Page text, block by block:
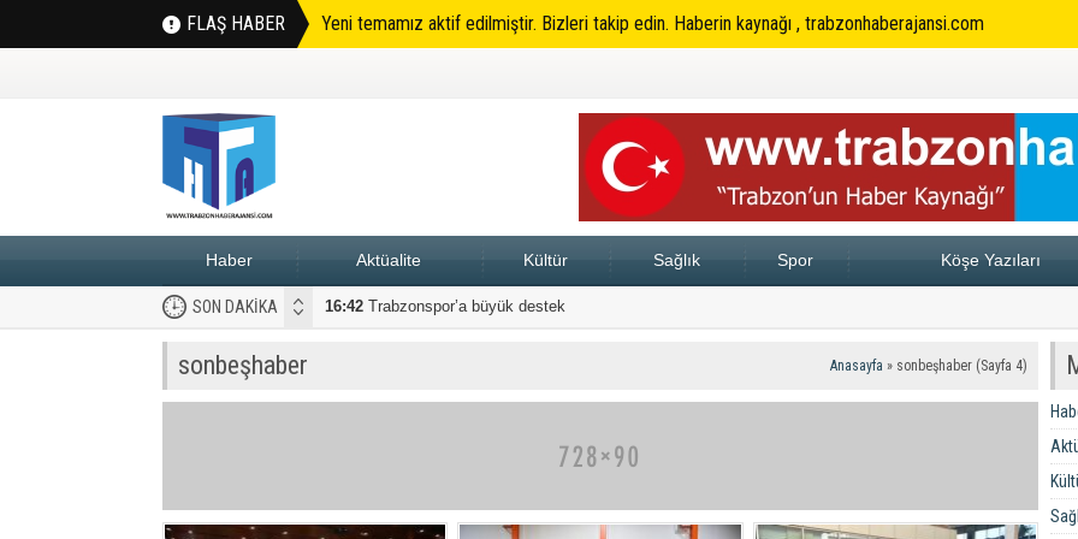
FLAŞ HABER Yeni temamız aktif edilmiştir. Bizleri takip edin. Haberin kaynağı , trabzonhaberajansi.com
Haber Aktüalite Kültür Sağlık Spor Köşe Yazıları
SON DAKİKA 16:42 Trabzonspor’a büyük destek
Anasayfa » sonbeşhaber (Sayfa 4)
sonbeşhaber